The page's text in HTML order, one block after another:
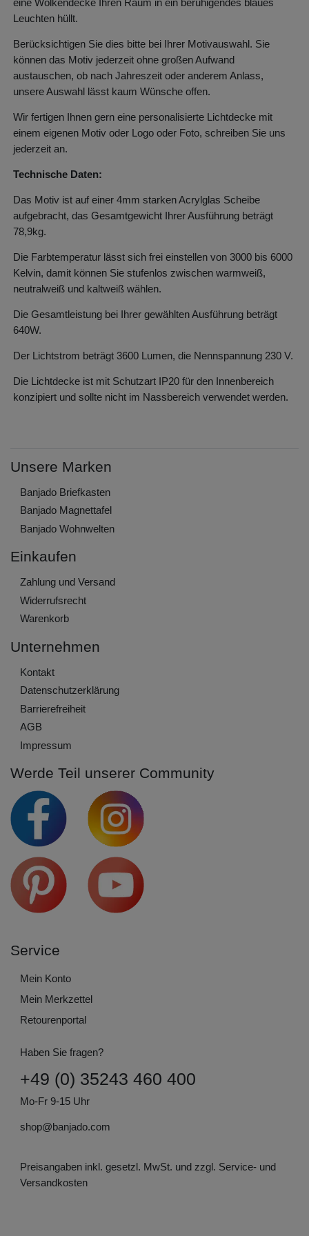
Leuchten hüllt.
Berücksichtigen Sie dies bitte bei Ihrer Motivauswahl. Sie
können das Motiv jederzeit ohne großen Aufwand
austauschen, ob nach Jahreszeit oder anderem Anlass,
unsere Auswahl lässt kaum Wünsche offen.
Wir fertigen Ihnen gern eine personalisierte Lichtdecke mit
einem eigenen Motiv oder Logo oder Foto, schreiben Sie uns
jederzeit an.
Technische Daten:
Das Motiv ist auf einer 4mm starken Acrylglas Scheibe
aufgebracht, das Gesamtgewicht Ihrer Ausführung beträgt
78,9kg.
Die Farbtemperatur lässt sich frei einstellen von 3000 bis 6000
Kelvin, damit können Sie stufenlos zwischen warmweiß,
neutralweiß und kaltweiß wählen.
Die Gesamtleistung bei Ihrer gewählten Ausführung beträgt
640W.
Der Lichtstrom beträgt 3600 Lumen, die Nennspannung 230 V.
Die Lichtdecke ist mit Schutzart IP20 für den Innenbereich
konzipiert und sollte nicht im Nassbereich verwendet werden.
Unsere Marken
Banjado Briefkasten
Banjado Magnettafel
Banjado Wohnwelten
Einkaufen
Zahlung und Versand
Widerrufs­recht
Warenkorb
Unternehmen
Kontakt
Daten­schutz­erklärung
Barrierefreiheit
AGB
Impressum
Werde Teil unserer Community
Service
Mein Konto
Mein Merkzettel
Retourenportal
Haben Sie fragen?
+49 (0) 35243 460 400
Mo-Fr 9-15 Uhr
shop@banjado.com
Preisangaben inkl. gesetzl. MwSt. und zzgl. Service- und
Versandkosten